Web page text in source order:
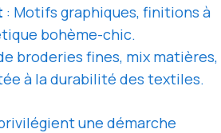
: Motifs graphiques, finitions à
bohème-chic.
broderies fines, mix matières,
à la durabilité des textiles.
une démarche